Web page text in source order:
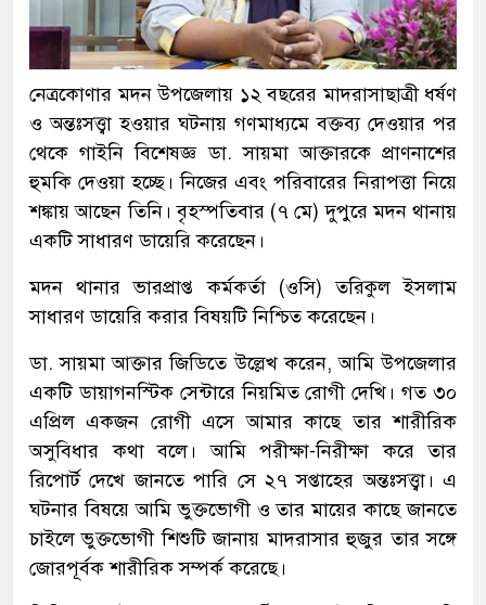
নেত্রকোণার মদন উপজেলায় ১২ বছরের মাদরাসাছাত্রী ধর্ষণ
ও অন্তঃসত্ত্বা হওয়ার ঘটনায় গণমাধ্যমে বক্তব্য দেওয়ার পর
থেকে গাইনি বিশেষজ্ঞ ডা. সায়মা আক্তারকে প্রাণনাশের
হুমকি দেওয়া হচ্ছে। নিজের এবং পরিবারের নিরাপত্তা নিয়ে
শঙ্কায় আছেন তিনি। বৃহস্পতিবার (৭ মে) দুপুরে মদন থানায়
একটি সাধারণ ডায়েরি করেছেন।
মদন থানার ভারপ্রাপ্ত কর্মকর্তা (ওসি) তরিকুল ইসলাম
সাধারণ ডায়েরি করার বিষয়টি নিশ্চিত করেছেন।
ডা. সায়মা আক্তার জিডিতে উল্লেখ করেন, আমি উপজেলার
একটি ডায়াগনস্টিক সেন্টারে নিয়মিত রোগী দেখি। গত ৩০
এপ্রিল একজন রোগী এসে আমার কাছে তার শারীরিক
অসুবিধার কথা বলে। আমি পরীক্ষা-নিরীক্ষা করে তার
রিপোর্ট দেখে জানতে পারি সে ২৭ সপ্তাহের অন্তঃসত্ত্বা। এ
ঘটনার বিষয়ে আমি ভুক্তভোগী ও তার মায়ের কাছে জানতে
চাইলে ভুক্তভোগী শিশুটি জানায় মাদরাসার হুজুর তার সঙ্গে
জোরপূর্বক শারীরিক সম্পর্ক করেছে।